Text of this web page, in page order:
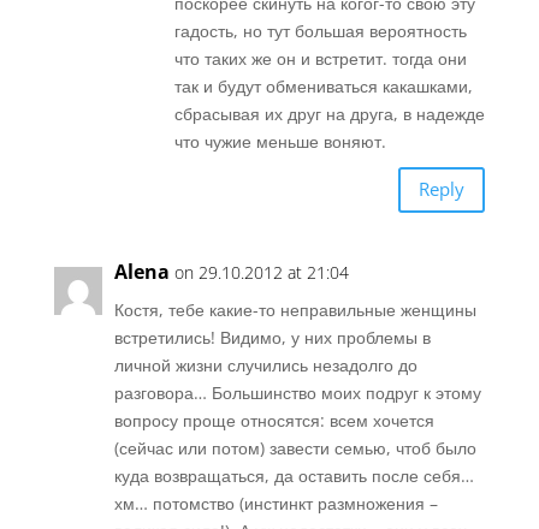
гадость, но тут большая вероятность
что таких же он и встретит. тогда они
так и будут обмениваться какашками,
сбрасывая их друг на друга, в надежде
что чужие меньше воняют.
Reply
Alena on 29.10.2012 at 21:04
Костя, тебе какие-то неправильные женщины
встретились! Видимо, у них проблемы в
личной жизни случились незадолго до
разговора… Большинство моих подруг к этому
вопросу проще относятся: всем хочется
(сейчас или потом) завести семью, чтоб было
куда возвращаться, да оставить после себя…
хм… потомство (инстинкт размножения –